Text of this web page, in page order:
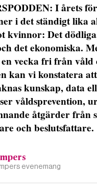
I årets
i det ständigt lika
kvinnor: Det
det ekonomiska.
vecka fri från våld
kan vi konstatera
kunskap, data
våldsprevention,
åtgärder från
och beslutsfattare.
evenemang